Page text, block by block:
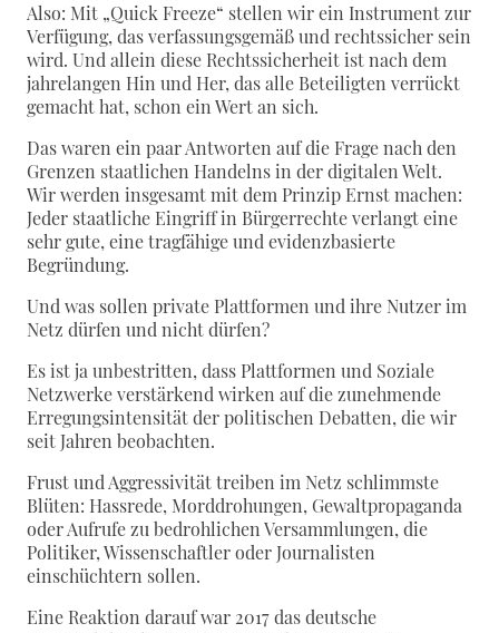
Also: Mit „Quick Freeze“ stellen wir ein Instrument zur
Verfügung, das verfassungsgemäß und rechtssicher sein
wird. Und allein diese Rechtssicherheit ist nach dem
jahrelangen Hin und Her, das alle Beteiligten verrückt
gemacht hat, schon ein Wert an sich.
Das waren ein paar Antworten auf die Frage nach den
Grenzen staatlichen Handelns in der digitalen Welt.
Wir werden insgesamt mit dem Prinzip Ernst machen:
Jeder staatliche Eingriff in Bürgerrechte verlangt eine
sehr gute, eine tragfähige und evidenzbasierte
Begründung.
Und was sollen private Plattformen und ihre Nutzer im
Netz dürfen und nicht dürfen?
Es ist ja unbestritten, dass Plattformen und Soziale
Netzwerke verstärkend wirken auf die zunehmende
Erregungsintensität der politischen Debatten, die wir
seit Jahren beobachten.
Frust und Aggressivität treiben im Netz schlimmste
Blüten: Hassrede, Morddrohungen, Gewaltpropaganda
oder Aufrufe zu bedrohlichen Versammlungen, die
Politiker, Wissenschaftler oder Journalisten
einschüchtern sollen.
Eine Reaktion darauf war 2017 das deutsche